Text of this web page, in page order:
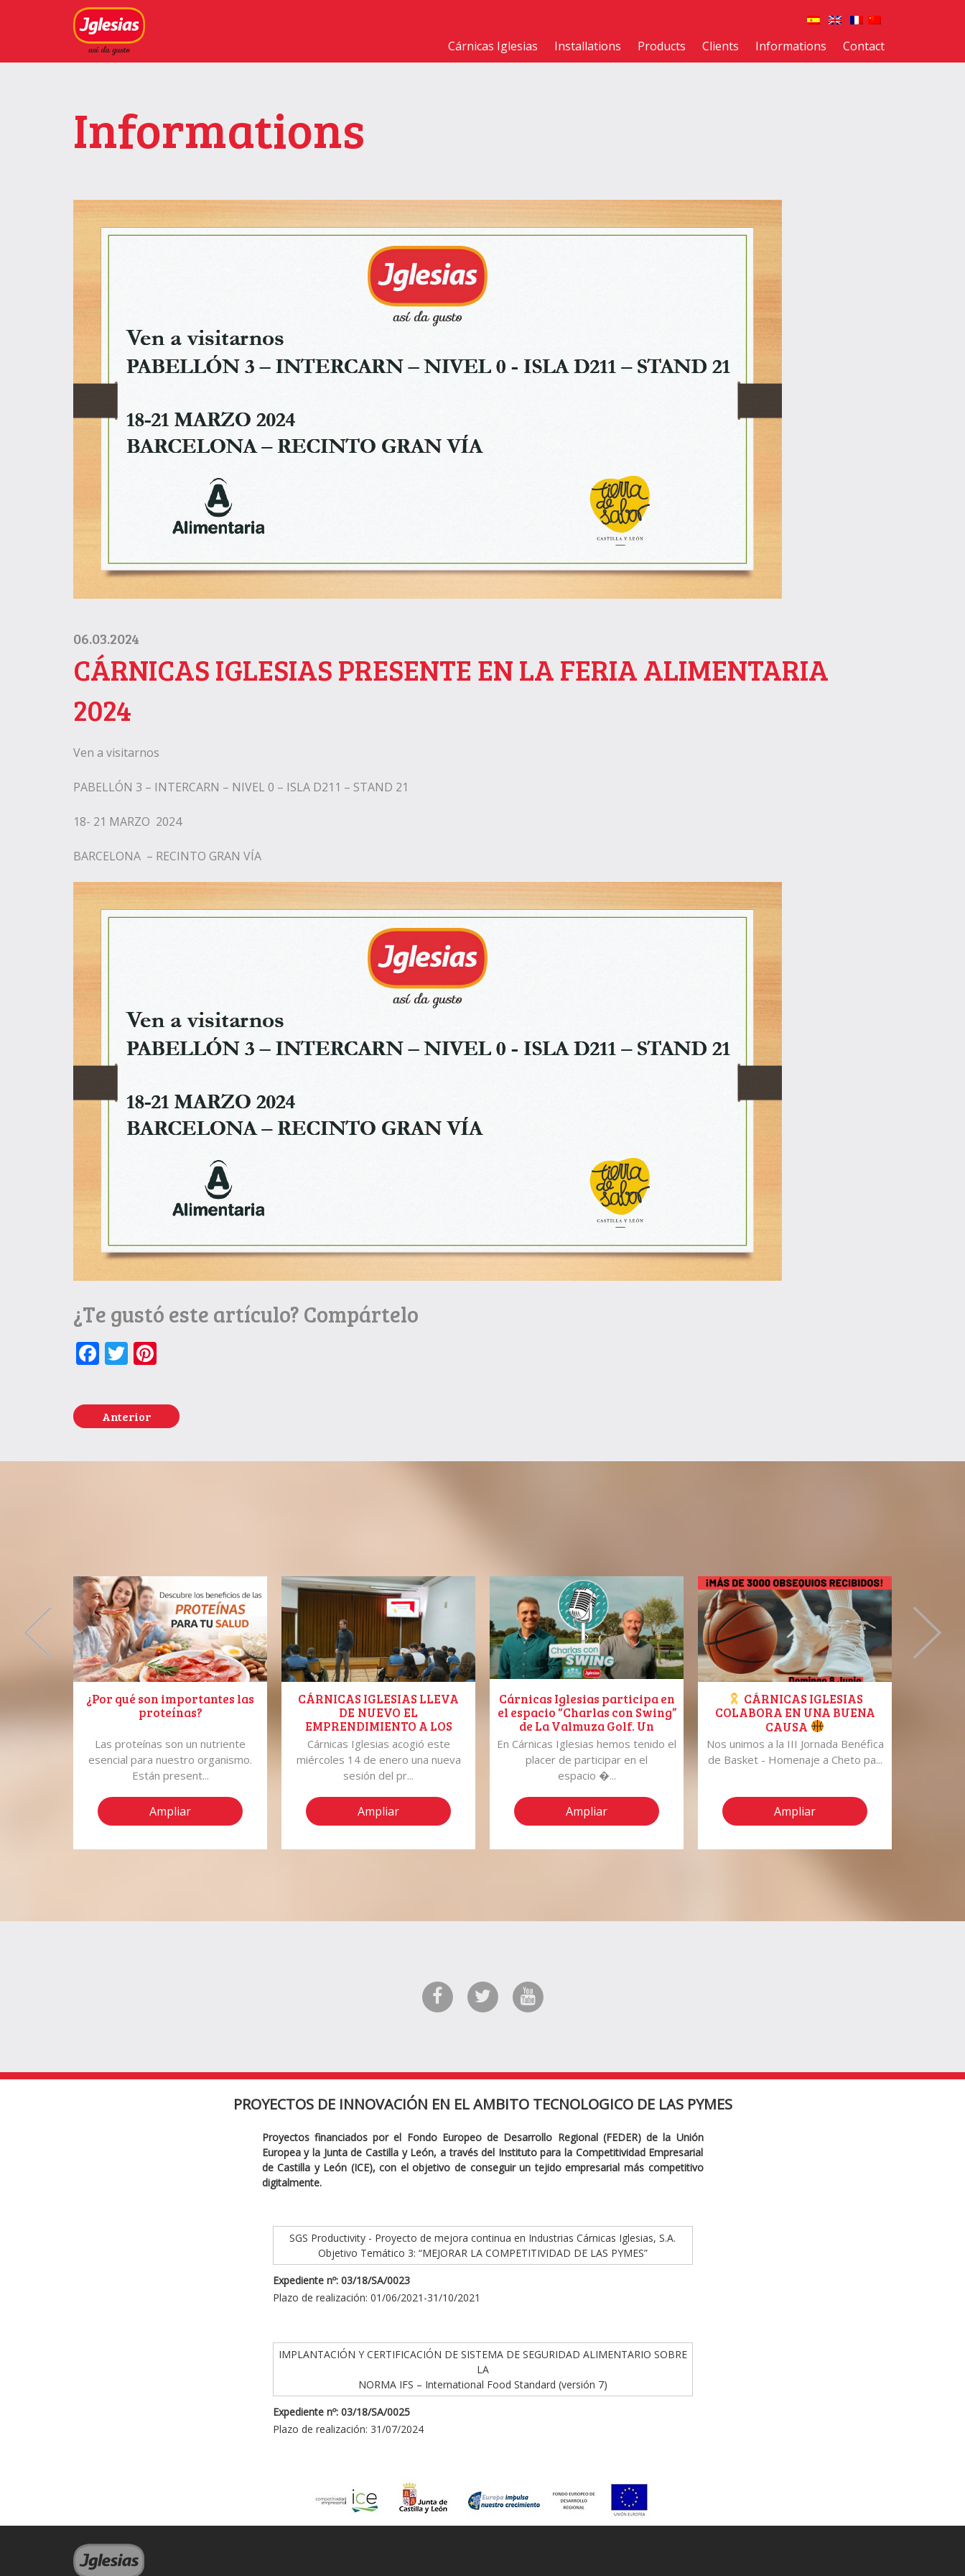
Cárnicas Iglesias Installations Products Clients Informations Contact
Informations
06.03.2024
CÁRNICAS IGLESIAS PRESENTE EN LA FERIA ALIMENTARIA
2024
Ven a visitarnos
PABELLÓN 3 – INTERCARN – NIVEL 0 – ISLA D211 – STAND 21
18- 21 MARZO 2024
BARCELONA – RECINTO GRAN VÍA
¿Te gustó este artículo? Compártelo
Facebook
Twitter
Anterior
¿Por qué son importantes las
proteínas?
Las proteínas son un nutriente
esencial para nuestro organismo.
Están present...
Ampliar
CÁRNICAS IGLESIAS LLEVA
DE NUEVO EL
EMPRENDIMIENTO A LOS
ALUMNOS DE COLEGIO
CALASANZ DE SALAMANCA
Cárnicas Iglesias acogió este
miércoles 14 de enero una nueva
sesión del pr...
Ampliar
Cárnicas Iglesias participa en
el espacio “Charlas con Swing”
de La Valmuza Golf. Un
recorrido por nuestra historia
en el hoyo 7.
En Cárnicas Iglesias hemos tenido el
placer de participar en el
espacio �...
Ampliar
CÁRNICAS IGLESIAS
COLABORA EN UNA BUENA
CAUSA
Nos unimos a la III Jornada Benéfica
de Basket - Homenaje a Cheto pa...
Ampliar
PROYECTOS DE INNOVACIÓN EN EL AMBITO TECNOLOGICO DE LAS PYMES
Proyectos financiados por el Fondo Europeo de Desarrollo Regional (FEDER) de la Unión
Europea y la Junta de Castilla y León, a través del Instituto para la Competitividad Empresarial
de Castilla y León (ICE), con el objetivo de conseguir un tejido empresarial más competitivo
digitalmente.
SGS Productivity - Proyecto de mejora continua en Industrias Cárnicas Iglesias, S.A.
Objetivo Temático 3: “MEJORAR LA COMPETITIVIDAD DE LAS PYMES”
Expediente nº: 03/18/SA/0023
Plazo de realización: 01/06/2021-31/10/2021
IMPLANTACIÓN Y CERTIFICACIÓN DE SISTEMA DE SEGURIDAD ALIMENTARIO SOBRE
LA
NORMA IFS – International Food Standard (versión 7)
Expediente nº: 03/18/SA/0025
Plazo de realización: 31/07/2024